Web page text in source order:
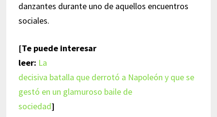
danzantes durante uno de aquellos encuentros
sociales.
[Te puede interesar
leer: La
decisiva batalla que derrotó a Napoleón y que se
gestó en un glamuroso baile de
sociedad]